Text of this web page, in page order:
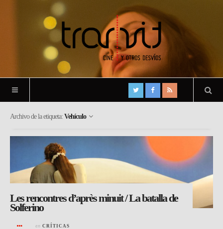
Archivo de la etiqueta: Vehículo
Les rencontres d’après minuit / La batalla de
Solferino
en CRÍTICAS